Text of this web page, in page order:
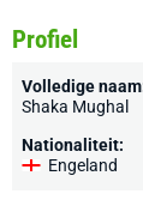
Profiel
Volledige
Shaka Mughal
Nationaliteit:
Engeland